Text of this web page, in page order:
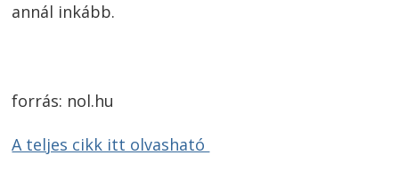
annál inkább.
forrás: nol.hu
A teljes cikk itt olvasható